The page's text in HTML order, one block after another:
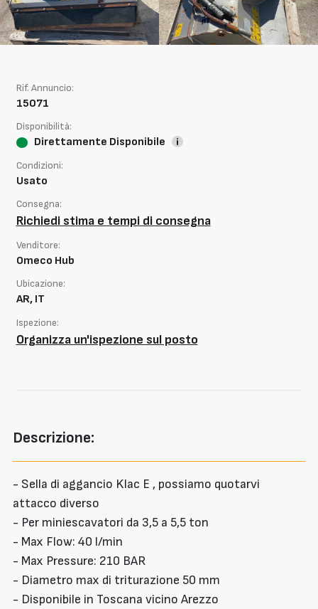
Descrizione:
- Sella di aggancio Klac E , possiamo quotarvi
attacco diverso
- Per miniescavatori da 3,5 a 5,5 ton
- Max Flow: 40 l/min
- Max Pressure: 210 BAR
- Diametro max di triturazione 50 mm
- Disponibile in Toscana vicino Arezzo
Rif. Annuncio:
15071
Disponibilità:
Direttamente Disponibile
Condizioni:
Usato
Consegna:
Richiedi stima e tempi di consegna
Venditore:
Omeco Hub
Ubicazione:
AR, IT
Ispezione:
Organizza un'ispezione sul posto